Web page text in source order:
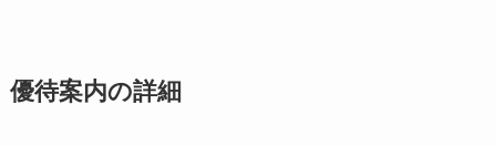
優待案内の詳細